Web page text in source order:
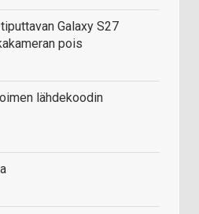
Galaxy S27
pois
lähdekoodin